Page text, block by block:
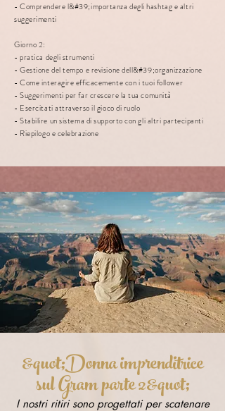
- Comprendere l&#39;importanza degli hashtag e altri
suggerimenti
Giorno 2:
- pratica degli strumenti
- Gestione del tempo e revisione dell&#39;organizzazione
- Come interagire efficacemente con i tuoi follower
- Suggerimenti per far crescere la tua comunità
- Esercitati attraverso il gioco di ruolo
- Stabilire un sistema di supporto con gli altri partecipanti
- Riepilogo e celebrazione
&quot;Donna imprenditrice
sul Gram parte 2&quot;
I nostri ritiri sono progettati per scatenare